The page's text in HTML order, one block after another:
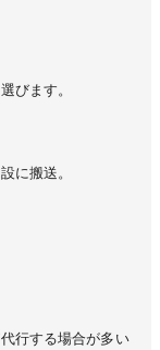
びます。
に搬送。
行する場合が多い